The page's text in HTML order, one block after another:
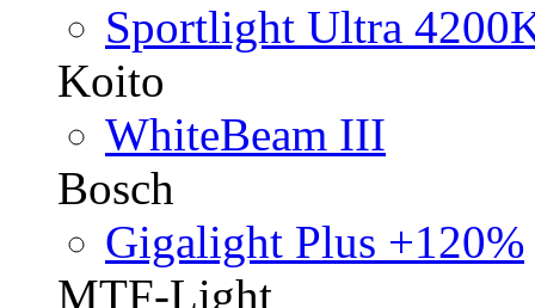
Sportlight Ultra
Koito
WhiteBeam III
Bosch
Gigalight Plus +120%
MTF-Light